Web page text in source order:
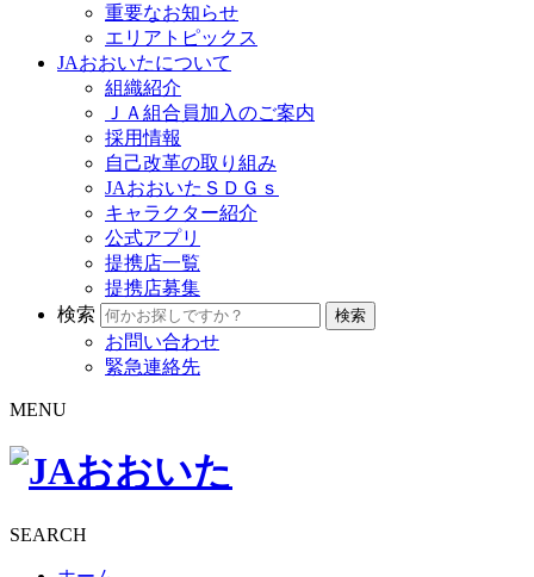
重要なお知らせ
エリアトピックス
JAおおいたについて
組織紹介
ＪＡ組合員加入のご案内
採用情報
自己改革の取り組み
JAおおいたＳＤＧｓ
キャラクター紹介
公式アプリ
提携店一覧
提携店募集
検索
お問い合わせ
緊急連絡先
MENU
SEARCH